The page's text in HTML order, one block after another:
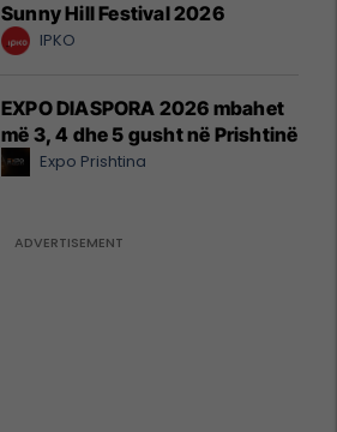
Sunny Hill Festival 2026
IPKO
EXPO DIASPORA 2026 mbahet
më 3, 4 dhe 5 gusht në Prishtinë
Expo Prishtina